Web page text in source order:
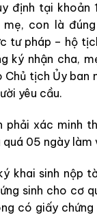
định tại khoản
mẹ, con là
tư pháp – hộ
ký nhận cha,
tịch Ủy ban
yêu cầu.
phải xác minh
05 ngày làm
khai sinh nộp
sinh cho cơ
có giấy